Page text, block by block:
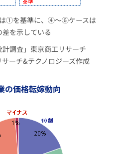
①を基準に、④～⑥ケースは
を示している
計調査」東京商工リサーチ
サーチ&テクノロジーズ作成
の価格転嫁動向